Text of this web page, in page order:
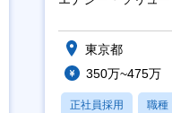
東京都
350万~475万
正社員採用 職種